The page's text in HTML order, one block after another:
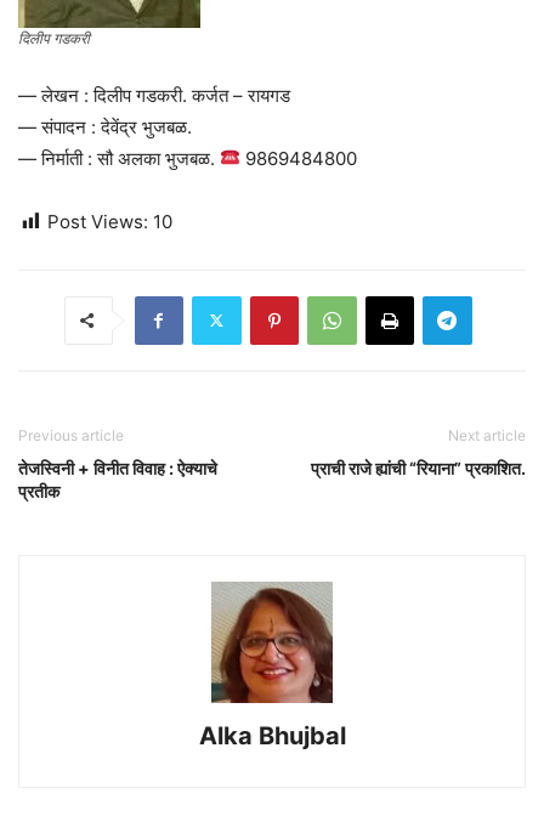
दिलीप गडकरी
— लेखन : दिलीप गडकरी. कर्जत – रायगड
— संपादन : देवेंद्र भुजबळ.
— निर्माती : सौ अलका भुजबळ.
9869484800
Post Views: 10
Previous article
तेजस्विनी + विनीत विवाह : ऐक्याचे
प्रतीक
Next article
प्राची राजे ह्यांची “रियाना” प्रकाशित.
Alka Bhujbal